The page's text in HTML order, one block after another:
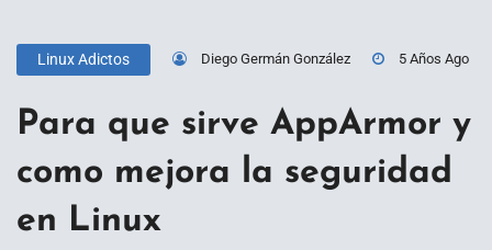
Linux Adictos Diego Germán González 5 Años Ago
Para que sirve AppArmor y
como mejora la seguridad
en Linux